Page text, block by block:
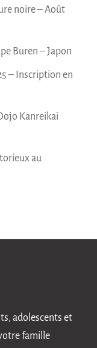
noire – Août
Buren – Japon
– Inscription en
Kanreikai
au
adolescents et
famille